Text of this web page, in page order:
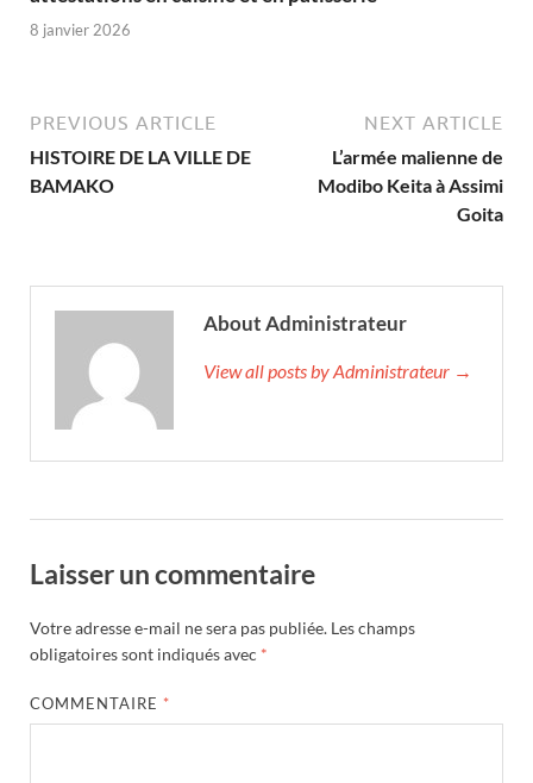
8 janvier 2026
PREVIOUS ARTICLE
HISTOIRE DE LA VILLE DE
BAMAKO
NEXT ARTICLE
L’armée malienne de
Modibo Keita à Assimi
Goita
About Administrateur
View all posts by Administrateur →
Laisser un commentaire
Votre adresse e-mail ne sera pas publiée. Les champs
obligatoires sont indiqués avec *
COMMENTAIRE *